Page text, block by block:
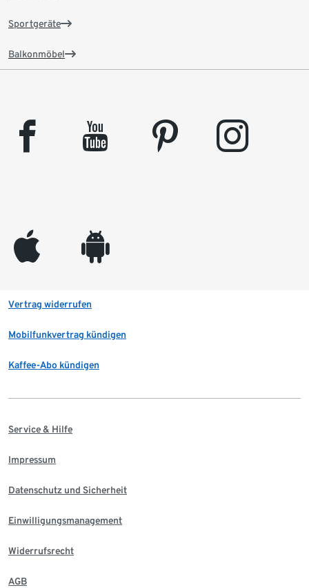
Sportgeräte
Balkonmöbel
facebook youtube pinterest instagram
appleinc android
Vertrag widerrufen
Mobilfunkvertrag kündigen
Kaffee-Abo kündigen
Service & Hilfe
Impressum
Datenschutz und Sicherheit
Einwilligungsmanagement
Widerrufsrecht
AGB